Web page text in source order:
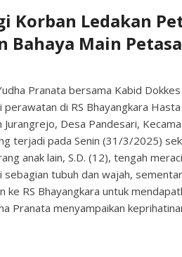
Korban Ledakan
Bahaya Main
Pranata bersama Kabid
di RS Bhayangkara
Desa Pandesari,
terjadi pada Senin (31/3/2025)
anak lain, S.D. (12), tengah
tubuh dan wajah,
ke RS Bhayangkara untuk
Pranata menyampaikan